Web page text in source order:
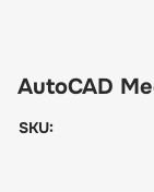
AutoCAD
SKU: